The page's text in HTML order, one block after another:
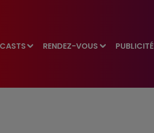
RENDEZ-VOUS PUBLICITÉ